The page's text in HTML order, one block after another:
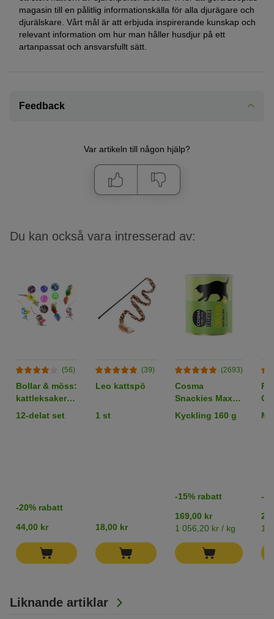
magasin till en pålitlig informationskälla för alla djurägare och
djurälskare. Vårt mål är att erbjuda inspirerande kunskap och
relevant information om hur man håller husdjur på ett
artanpassat och ansvarsfullt sätt.
Feedback
Var artikeln till någon hjälp?
Liknande artiklar
Du kan också vara intresserad av:
(56)
Bollar & möss:
kattleksaker i
set
12-delat set
-20% rabatt
44,00 kr
(39)
Leo kattspö
1 st
18,00 kr
(2693)
Cosma
Snackies Maxi
Tube -
frystorkat
Kyckling 160 g
-15% rabatt
169,00 kr
1 056,20 kr / kg
x
-